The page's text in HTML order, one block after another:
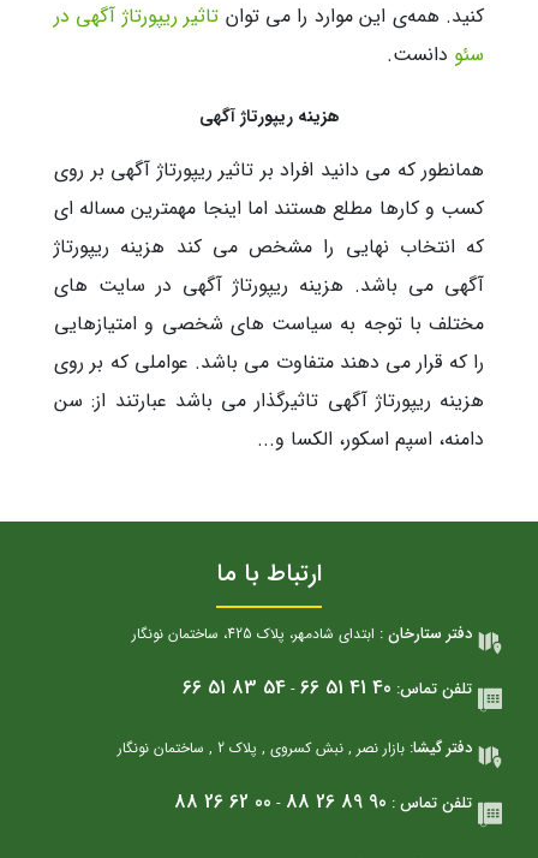
کنید. همه‌ی این موارد را می توان تاثیر ریپورتاژ آگهی در
سئو دانست.
هزینه ریپورتاژ آگهی
همانطور که می دانید افراد بر تاثیر ریپورتاژ آگهی بر روی
کسب و کارها مطلع هستند اما اینجا مهمترین مساله ای
که انتخاب نهایی را مشخص می کند هزینه ریپورتاژ
آگهی می باشد. هزینه ریپورتاژ آگهی در سایت های
مختلف با توجه به سیاست های شخصی و امتیازهایی
را که قرار می دهند متفاوت می باشد. عواملی که بر روی
هزینه ریپورتاژ آگهی تاثیرگذار می باشد عبارتند از: سن
دامنه، اسپم اسکور، الکسا و...
ارتباط با ما
دفتر ستارخان : ابتدای شادمهر، پلاک 425، ساختمان نونگار
تلفن تماس: 66 51 41 40
-
66 51 83 54
دفتر گیشا: بازار نصر , نبش کسروی , پلاک 2 , ساختمان نونگار
تلفن تماس : 88 26 89 90
-
88 26 62 00